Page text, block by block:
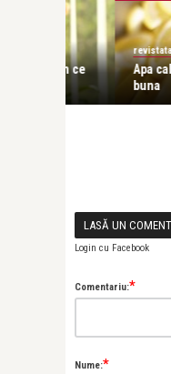
revistatango.ro
Apa calda cu
buna
LASĂ UN
Login cu Facebook
Comentariu:*
Nume:*